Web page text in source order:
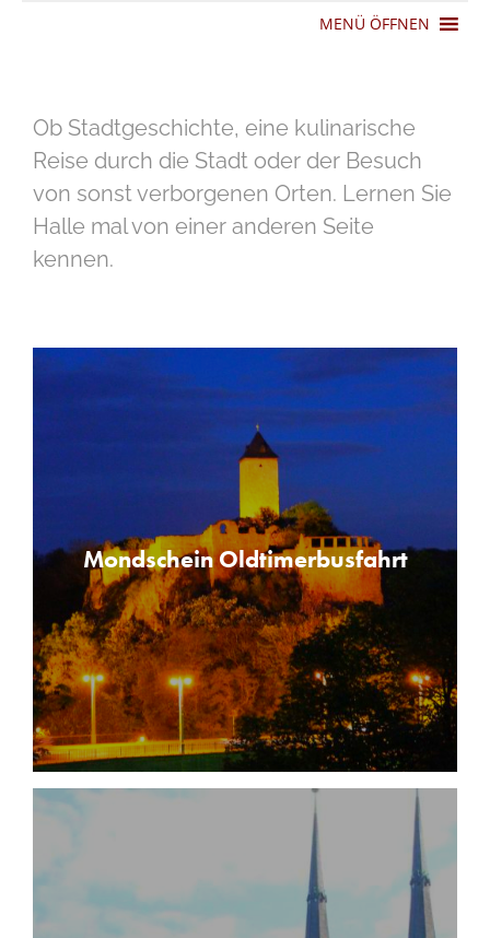
MENÜ ÖFFNEN
Ob Stadtgeschichte, eine kulinarische
Reise durch die Stadt oder der Besuch
von sonst verborgenen Orten. Lernen Sie
Halle mal von einer anderen Seite
kennen.
Mondschein Oldtimerbusfahrt